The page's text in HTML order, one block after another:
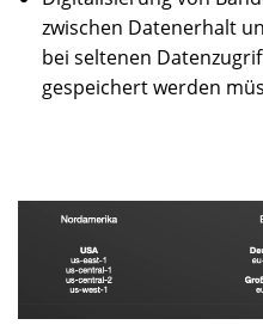
zwischen Datenerhalt
bei seltenen
gespeichert werden